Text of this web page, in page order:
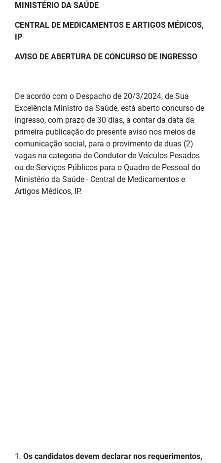
MINISTÉRIO DA SAÚDE
CENTRAL DE MEDICAMENTOS E ARTIGOS MÉDICOS,
IP
AVISO DE ABERTURA DE CONCURSO DE INGRESSO
De acordo com o Despacho de 20/3/2024, de Sua
Excelência Ministro da Saúde, está aberto concurso de
ingresso, com prazo de 30 dias, a contar da data da
primeira publicação do presente aviso nos meios de
comunicação social, para o provimento de duas (2)
vagas na categoria de Condutor de Veículos Pesados
ou de Serviços Públicos para o Quadro de Pessoal do
Ministério da Saúde - Central de Medicamentos e
Artigos Médicos, IP.
1. Os candidatos devem declarar nos requerimentos,